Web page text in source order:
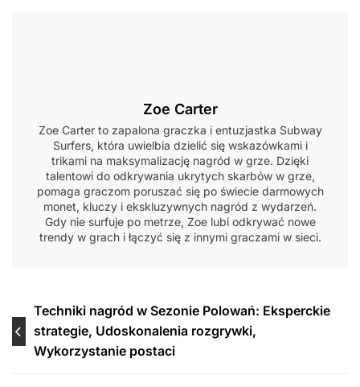
Zoe Carter
Zoe Carter to zapalona graczka i entuzjastka Subway
Surfers, która uwielbia dzielić się wskazówkami i
trikami na maksymalizację nagród w grze. Dzięki
talentowi do odkrywania ukrytych skarbów w grze,
pomaga graczom poruszać się po świecie darmowych
monet, kluczy i ekskluzywnych nagród z wydarzeń.
Gdy nie surfuje po metrze, Zoe lubi odkrywać nowe
trendy w grach i łączyć się z innymi graczami w sieci.
Post
navigation
Techniki nagród w Sezonie Polowań: Eksperckie
strategie, Udoskonalenia rozgrywki,
Wykorzystanie postaci